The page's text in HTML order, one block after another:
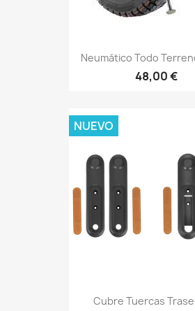
Neumático Todo
48,00 €
Cubre Tuercas
NUEVO